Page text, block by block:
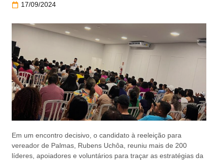
17/09/2024
Em um encontro decisivo, o candidato à reeleição para
vereador de Palmas, Rubens Uchôa, reuniu mais de 200
líderes, apoiadores e voluntários para traçar as estratégias da